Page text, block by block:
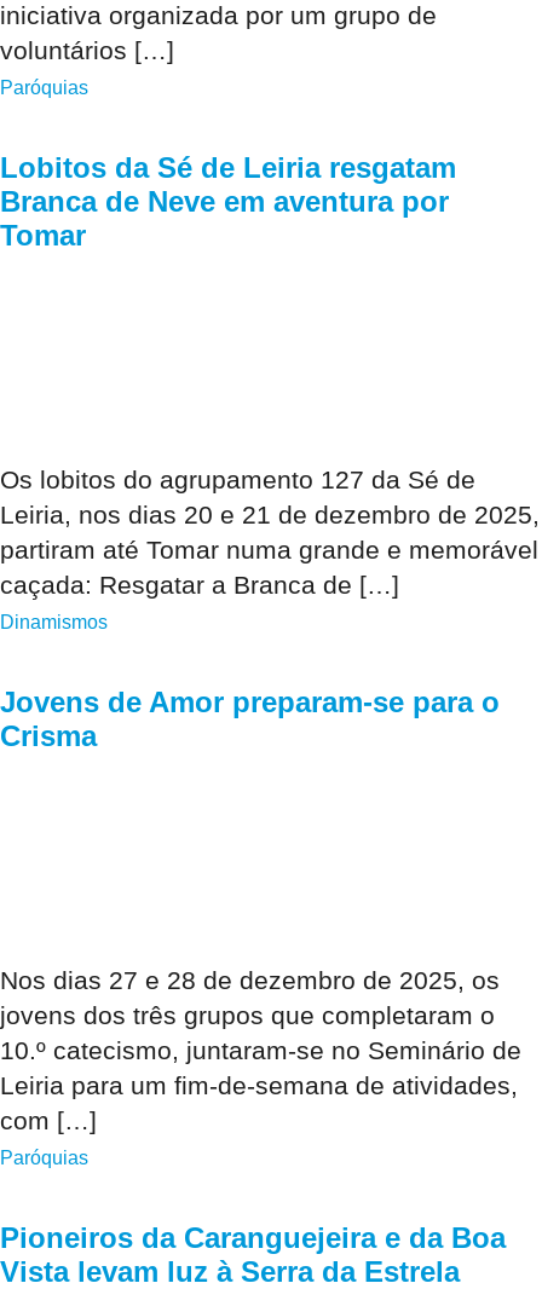
iniciativa organizada por um grupo de
voluntários […]
Paróquias
Lobitos da Sé de Leiria resgatam
Branca de Neve em aventura por
Tomar
Os lobitos do agrupamento 127 da Sé de
Leiria, nos dias 20 e 21 de dezembro de 2025,
partiram até Tomar numa grande e memorável
caçada: Resgatar a Branca de […]
Dinamismos
Jovens de Amor preparam-se para o
Crisma
Nos dias 27 e 28 de dezembro de 2025, os
jovens dos três grupos que completaram o
10.º catecismo, juntaram-se no Seminário de
Leiria para um fim-de-semana de atividades,
com […]
Paróquias
Pioneiros da Caranguejeira e da Boa
Vista levam luz à Serra da Estrela